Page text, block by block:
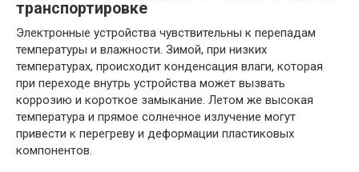
транспортировке
Электронные устройства чувствительны к перепадам
температуры и влажности. Зимой, при низких
температурах, происходит конденсация влаги, которая
при переходе внутрь устройства может вызвать
коррозию и короткое замыкание. Летом же высокая
температура и прямое солнечное излучение могут
привести к перегреву и деформации пластиковых
компонентов.